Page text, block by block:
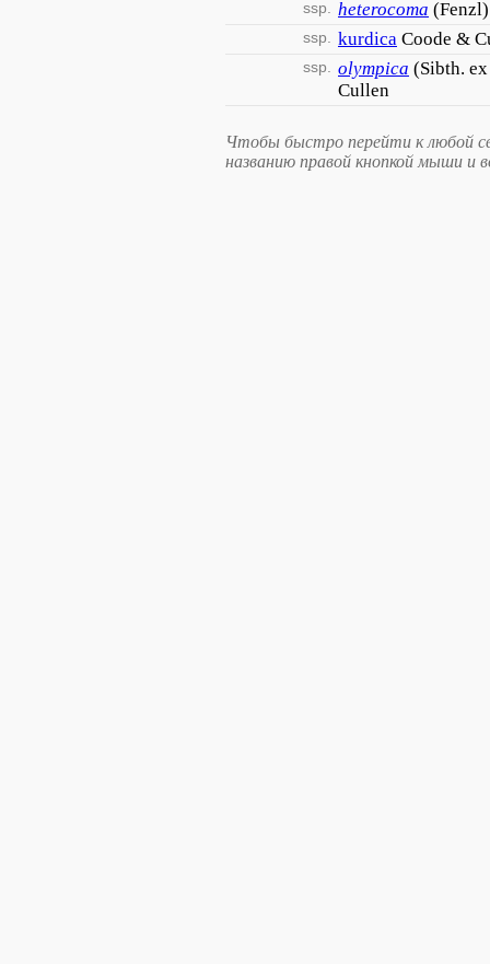
ssp. heterocoma
ssp. kurdica Coode &
ssp. olympica (Sibth.
Cullen
Чтобы быстро перейти к любой
названию правой кнопкой мыши и